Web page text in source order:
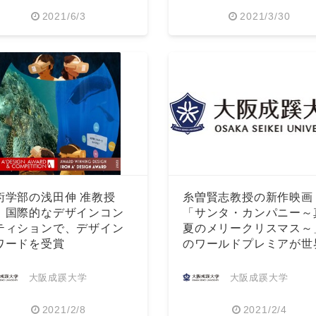
2021/6/3 2021/3/30
学部の浅田伸 准教授
国際的なデザインコン
ィションで、デザイン
ードを受賞
大阪成蹊大学
2021/2/8
糸曽賢志教授の新作映画
「サンタ・カンパニー～
夏のメリークリスマス～
のワールドプレミアが世
大阪成蹊大学
2021/2/4